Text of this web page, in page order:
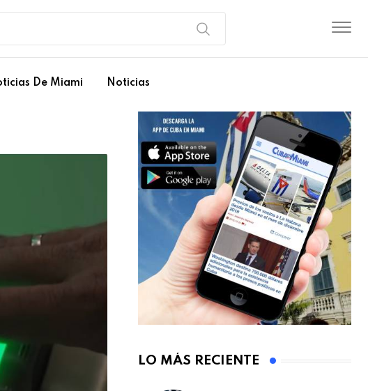
De Miami Noticias
LO MÁS RECIENTE